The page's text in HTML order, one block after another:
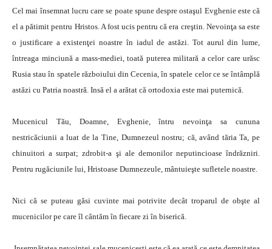
Cel mai însemnat lucru care se poate spune despre ostaşul Evghenie este că
el a pătimit pentru Hristos. A fost ucis pentru că era creştin. Nevoinţa sa este
o justificare a existenţei noastre în iadul de astăzi. Tot aurul din lume,
întreaga minciună a mass-mediei, toată puterea militară a celor care urăsc
Rusia stau în spatele războiului din Cecenia, în spatele celor ce se întâmplă
astăzi cu Patria noastră. Insă el a arătat că ortodoxia este mai puternică.
Mucenicul Tău, Doamne, Evghenie, întru nevoinţa sa cununa
nestricăciunii a luat de la Tine, Dumnezeul nostru; că, având tăria Ta, pe
chinuitori a surpat; zdrobit-a şi ale demonilor neputincioase îndrăzniri.
Pentru rugăciunile lui, Hristoase Dumnezeule, mântuieşte sufletele noastre.
Nici că se puteau găsi cuvinte mai potrivite decât troparul de obşte al
mucenicilor pe care îl cântăm în fiecare zi în biserică.